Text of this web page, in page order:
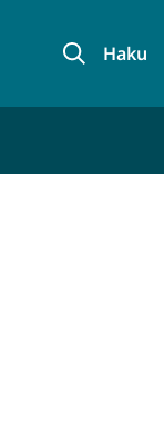
Haku